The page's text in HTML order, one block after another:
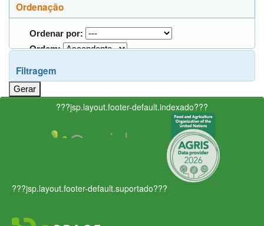
Ordenação
Ordenar por:
Ordem:
Filtragem
???jsp.layout.footer-default.indexado???
???jsp.layout.footer-default.suportado???